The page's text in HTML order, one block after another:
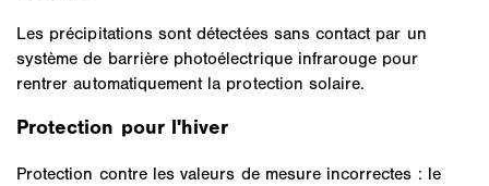
Les précipitations sont détectées sans contact par un
système de barrière photoélectrique infrarouge pour
rentrer automatiquement la protection solaire.
Protection pour l'hiver
Protection contre les valeurs de mesure incorrectes : le